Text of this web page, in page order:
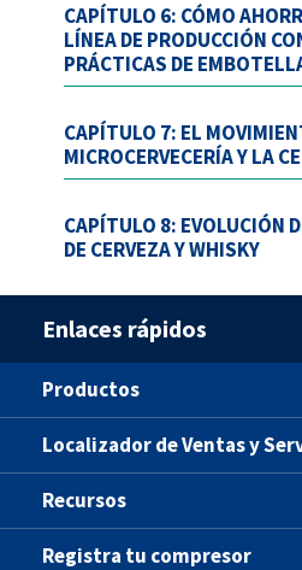
CAPÍTULO 6: CÓMO
LÍNEA DE PRODUCCIÓN
PRÁCTICAS DE
CAPÍTULO 7: EL
MICROCERVECERÍA Y LA
CAPÍTULO 8: EVOLUCIÓN
DE CERVEZA Y WHISKY
Enlaces rápidos
Productos
Localizador de Ventas y
Recursos
Registra tu compresor